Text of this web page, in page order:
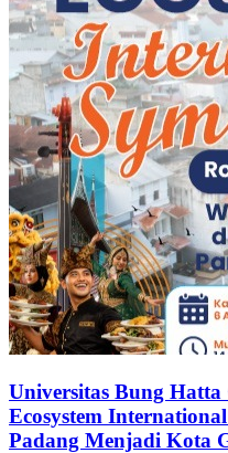
Universitas Bung
Ecosystem
Padang Menjadi Kota